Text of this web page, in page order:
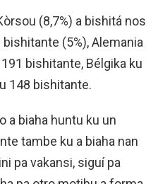
(8,7%) a bishitá nos
(5%), Alemania
bishitante, Bélgika ku
148 bishitante.
a biaha huntu ku un
tambe ku a biaha nan
pa vakansi, siguí pa